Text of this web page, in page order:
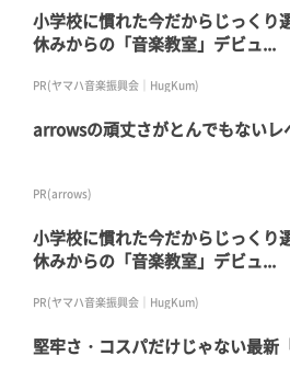
小学校に慣れた今だからじっくり
休みからの「音楽教室」デビュ...
PR(ヤマハ音楽振興会｜HugKum)
arrowsの頑丈さがとんでもないレ
PR(arrows)
小学校に慣れた今だからじっくり
休みからの「音楽教室」デビュ...
PR(ヤマハ音楽振興会｜HugKum)
堅牢さ・コスパだけじゃない最新